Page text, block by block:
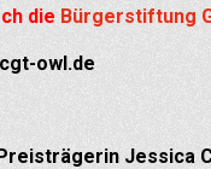
die Bürgerstiftung
owl.de
Jessica